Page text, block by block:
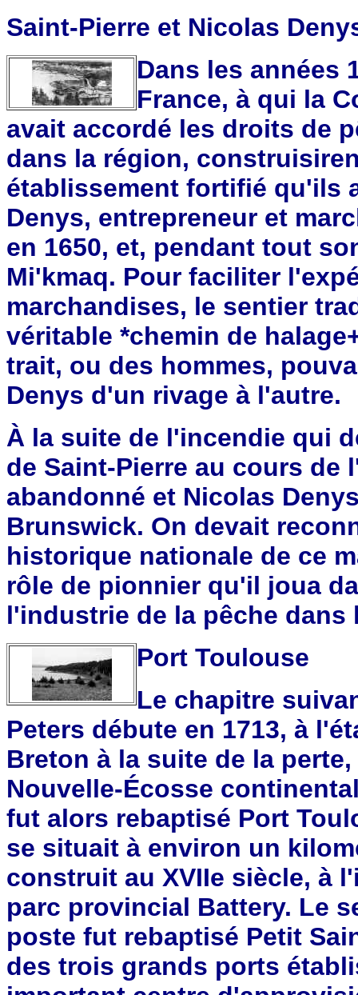
Saint-Pierre et Nicolas
Dans les années
France, à qui la
avait accordé les droits de
dans la région,
établissement fortifié qu'ils
Denys, entrepreneur et
en 1650, et, pendant tout
Mi'kmaq. Pour faciliter
marchandises, le sentier
véritable *chemin de
trait, ou des hommes,
Denys d'un rivage à l'autre.
À la suite de l'incendie qui
de Saint-Pierre au cours de
abandonné et Nicolas
Brunswick. On devait
historique nationale de ce
rôle de pionnier qu'il joua
l'industrie de la pêche dans
Port Toulouse
Le chapitre
Peters débute en 1713, à
Breton à la suite de la
Nouvelle-Écosse
fut alors rebaptisé Port
se situait à environ un
construit au XVIIe siècle, à
parc provincial Battery. Le
poste fut rebaptisé Petit
des trois grands ports